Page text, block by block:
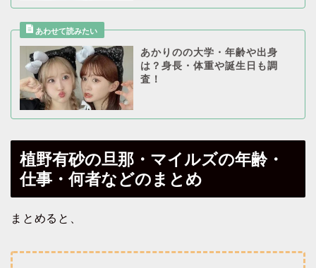
あかりのの大学・年齢や出身
は？身長・体重や誕生日も調
査！
植野有砂の旦那・マイルズの年齢・
仕事・何者などのまとめ
まとめると、